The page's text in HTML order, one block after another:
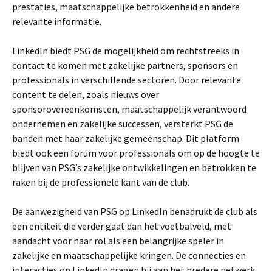
prestaties, maatschappelijke betrokkenheid en andere
relevante informatie.
LinkedIn biedt PSG de mogelijkheid om rechtstreeks in
contact te komen met zakelijke partners, sponsors en
professionals in verschillende sectoren. Door relevante
content te delen, zoals nieuws over
sponsorovereenkomsten, maatschappelijk verantwoord
ondernemen en zakelijke successen, versterkt PSG de
banden met haar zakelijke gemeenschap. Dit platform
biedt ook een forum voor professionals om op de hoogte te
blijven van PSG’s zakelijke ontwikkelingen en betrokken te
raken bij de professionele kant van de club.
De aanwezigheid van PSG op LinkedIn benadrukt de club als
een entiteit die verder gaat dan het voetbalveld, met
aandacht voor haar rol als een belangrijke speler in
zakelijke en maatschappelijke kringen. De connecties en